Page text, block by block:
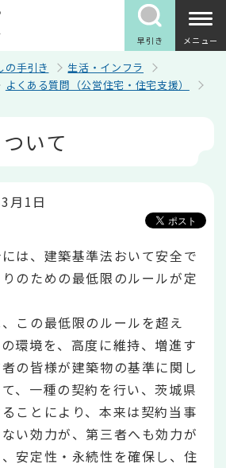
早引き メニュー
の手引き
生活・インフラ
よくある質問（公営住宅・住宅支援）
いて
月1日
は、建築基準法おいて安全で
のための最低限のルールが定
この最低限のルールを超え
環境を、高度に維持、増進す
の皆様が建築物の基準に関し
、一種の契約を行い、茨城県
ことにより、本来は契約当事
い効力が、第三者へも効力が
安定性・永続性を確保し、住